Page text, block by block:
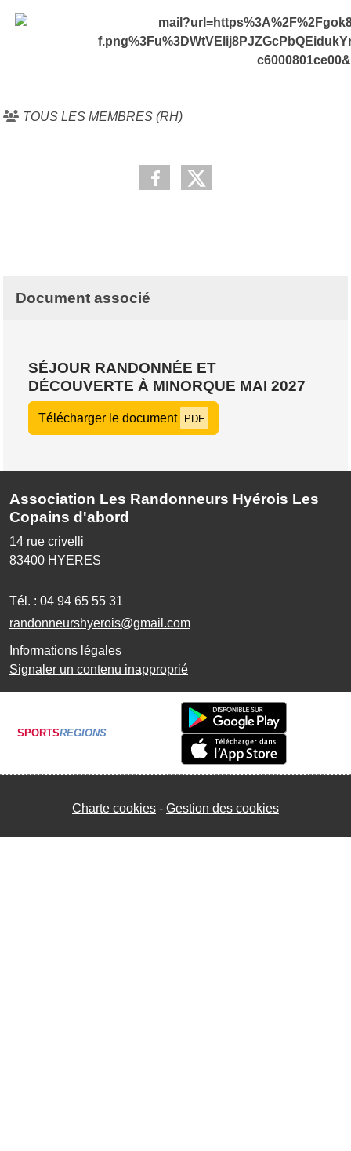
TOUS LES MEMBRES (RH)
Document associé
SÉJOUR RANDONNÉE ET
DÉCOUVERTE À MINORQUE MAI 2027
Télécharger le document PDF
Association Les Randonneurs Hyérois Les
Copains d'abord
14 rue crivelli
83400 HYERES
Tél. : 04 94 65 55 31
randonneurshyerois@gmail.com
Informations légales
Signaler un contenu inapproprié
SPORTSREGIONS
Charte cookies Gestion des cookies